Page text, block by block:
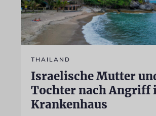
THAILAND
Israelische Mutter
Tochter nach Angriff
Krankenhaus